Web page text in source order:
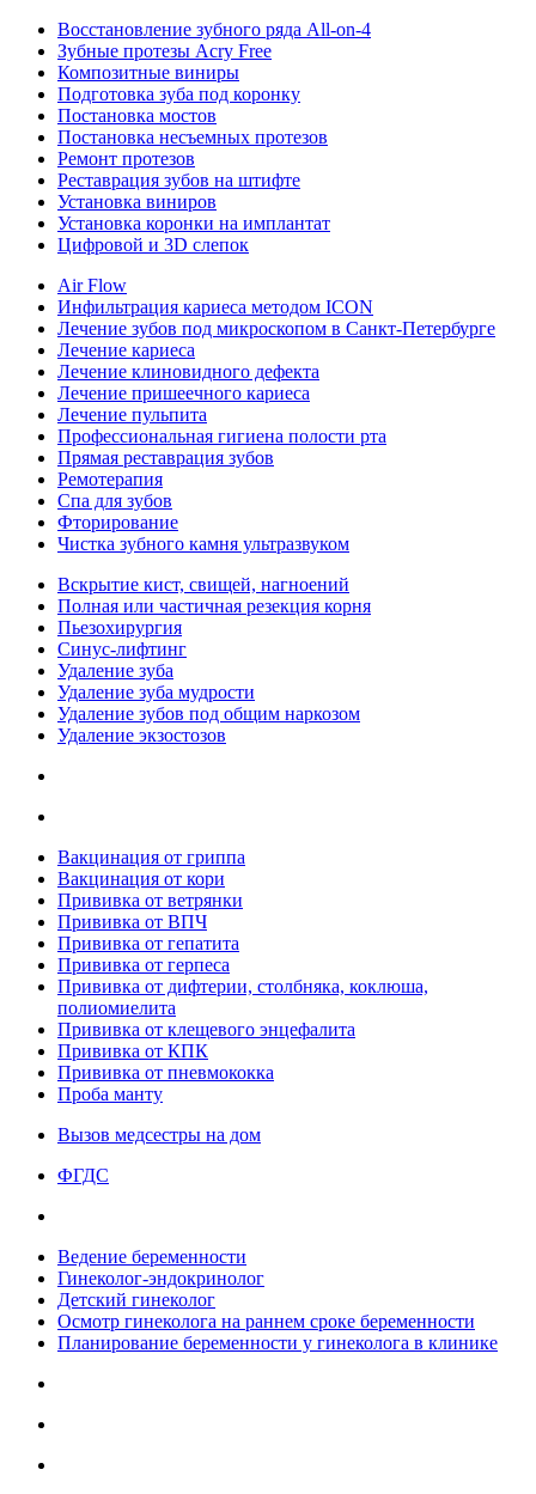
Восстановление зубного ряда All‑on‑4
Зубные протезы Acry Free
Композитные виниры
Подготовка зуба под коронку
Постановка мостов
Постановка несъемных протезов
Ремонт протезов
Реставрация зубов на штифте
Установка виниров
Установка коронки на имплантат
Цифровой и 3D слепок
Air Flow
Инфильтрация кариеса методом ICON
Лечение зубов под микроскопом в Санкт-Петербурге
Лечение кариеса
Лечение клиновидного дефекта
Лечение пришеечного кариеса
Лечение пульпита
Профессиональная гигиена полости рта
Прямая реставрация зубов
Ремотерапия
Спа для зубов
Фторирование
Чистка зубного камня ультразвуком
Вскрытие кист, свищей, нагноений
Полная или частичная резекция корня
Пьезохирургия
Синус-лифтинг
Удаление зуба
Удаление зуба мудрости
Удаление зубов под общим наркозом
Удаление экзостозов
Вакцинация от гриппа
Вакцинация от кори
Прививка от ветрянки
Прививка от ВПЧ
Прививка от гепатита
Прививка от герпеса
Прививка от дифтерии, столбняка, коклюша,
полиомиелита
Прививка от клещевого энцефалита
Прививка от КПК
Прививка от пневмококка
Проба манту
Вызов медсестры на дом
ФГДС
Ведение беременности
Гинеколог-эндокринолог
Детский гинеколог
Осмотр гинеколога на раннем сроке беременности
Планирование беременности у гинеколога в клинике